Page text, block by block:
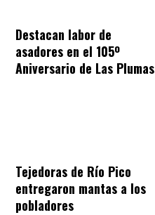
Destacan labor de
asadores en el 105º
Aniversario de Las Plumas
Tejedoras de Río Pico
entregaron mantas a los
pobladores